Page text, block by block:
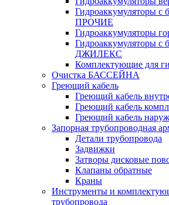
Гидроаккумуляторы с
ПРОЧИЕ
Гидроаккумуляторы
Гидроаккумуляторы с
ДЖИЛЕКС
Комплектующие для
Очистка БАССЕЙНА
Греющий кабель
Греющий кабель
Греющий кабель
Греющий кабель
Запорная трубопроводная
Детали трубопровода
Задвижки
Затворы дисковые
Клапаны обратные
Краны
Инструменты и
трубопровода